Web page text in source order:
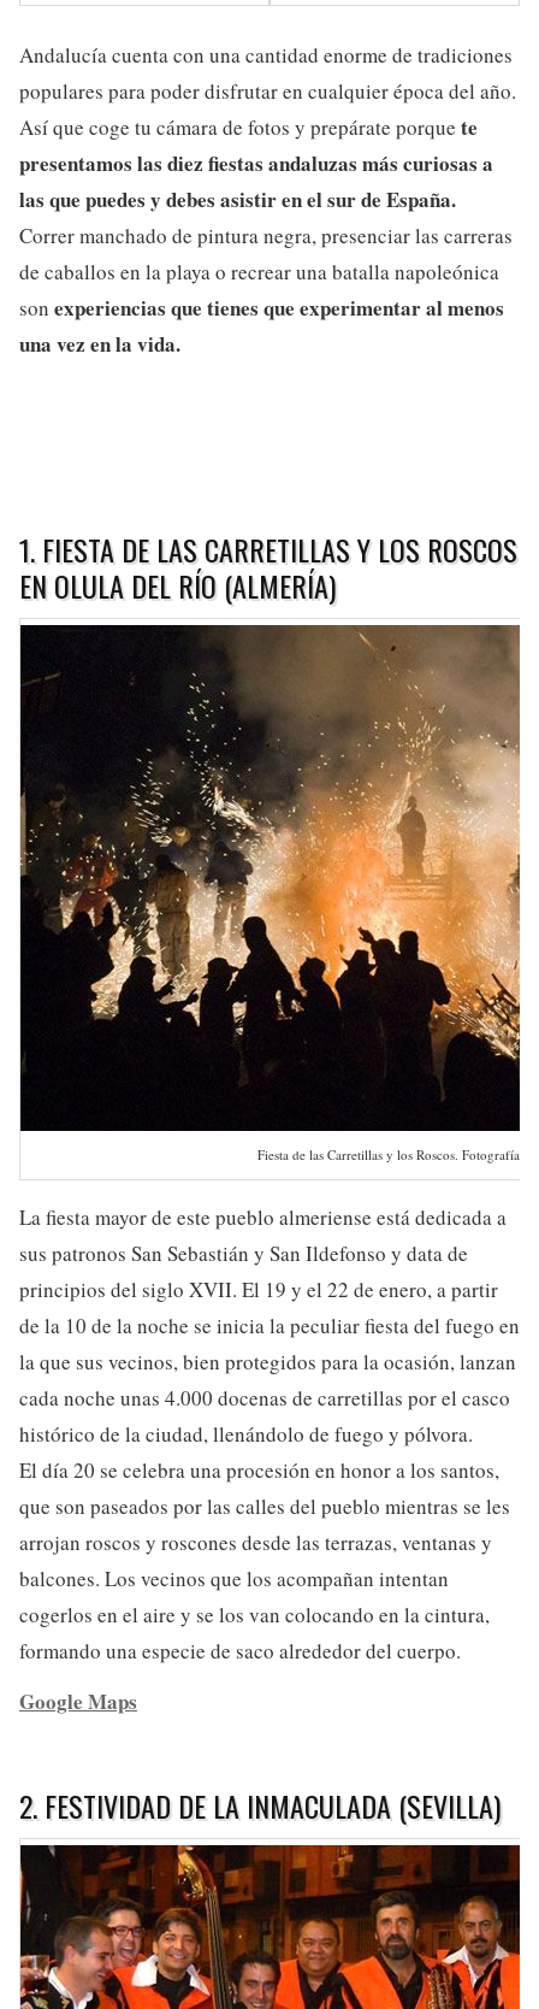
Andalucía cuenta con una cantidad enorme de tradiciones
populares para poder disfrutar en cualquier época del año.
Así que coge tu cámara de fotos y prepárate porque te
presentamos las diez fiestas andaluzas más curiosas a
las que puedes y debes asistir en el sur de España.
Correr manchado de pintura negra, presenciar las carreras
de caballos en la playa o recrear una batalla napoleónica
son experiencias que tienes que experimentar al menos
una vez en la vida.
1. FIESTA DE LAS CARRETILLAS Y LOS ROSCOS
EN OLULA DEL RÍO (ALMERÍA)
Fiesta de las Carretillas y los Roscos. Fotografía:
La fiesta mayor de este pueblo almeriense está dedicada a
sus patronos San Sebastián y San Ildefonso y data de
principios del siglo XVII. El 19 y el 22 de enero, a partir
de la 10 de la noche se inicia la peculiar fiesta del fuego en
la que sus vecinos, bien protegidos para la ocasión, lanzan
cada noche unas 4.000 docenas de carretillas por el casco
histórico de la ciudad, llenándolo de fuego y pólvora.
El día 20 se celebra una procesión en honor a los santos,
que son paseados por las calles del pueblo mientras se les
arrojan roscos y roscones desde las terrazas, ventanas y
balcones. Los vecinos que los acompañan intentan
cogerlos en el aire y se los van colocando en la cintura,
formando una especie de saco alrededor del cuerpo.
Google Maps
2. FESTIVIDAD DE LA INMACULADA (SEVILLA)